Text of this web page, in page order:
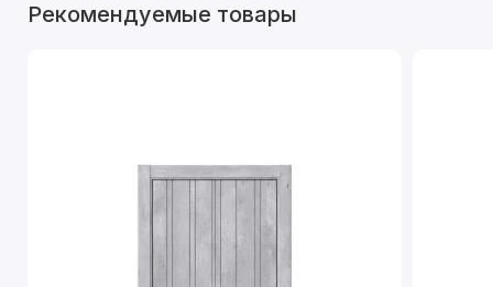
Рекомендуемые товары